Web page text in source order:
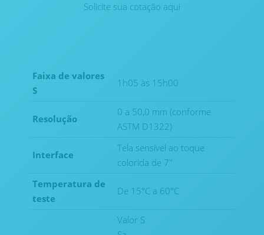
Solicite sua cotação aqui
Faixa de valores
S
1h05 às 15h00
Resolução
0 a 50,0 mm (conforme
ASTM D1322)
Interface
Tela sensível ao toque
colorida de 7''
Temperatura de
teste
De 15°C a 60°C
Valor S